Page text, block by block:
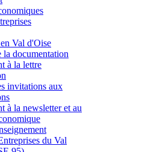
Val d'Oise
la documentation
à la lettre
invitations aux
à la newsletter et au
du Val